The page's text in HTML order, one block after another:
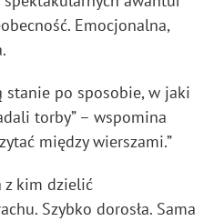
Emocjonalna,
stanie po sposobie, w jaki
torby” – wspomina
między wierszami.”
z kim dzielić
Szybko dorosła. Sama